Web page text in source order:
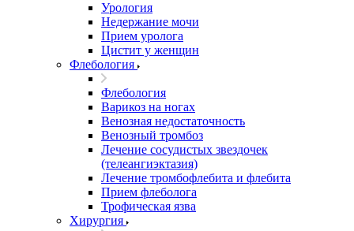
Урология
Недержание мочи
Прием уролога
Цистит у женщин
Флебология
Флебология
Варикоз на ногах
Венозная недостаточность
Венозный тромбоз
Лечение сосудистых звездочек
(телеангиэктазия)
Лечение тромбофлебита и флебита
Прием флеболога
Трофическая язва
Хирургия